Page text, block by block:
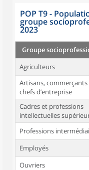
POP T9 -
groupe
2023
Groupe
Agriculteurs
Artisans,
chefs d’entreprise
Cadres et professions
intellectuelles
Professions
Employés
Ouvriers